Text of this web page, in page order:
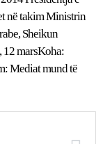
në takim Ministrin
Sheikun
marsKoha:
Mediat mund të